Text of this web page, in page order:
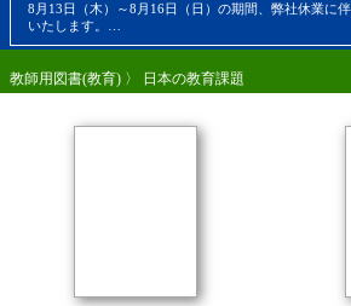
8月13日（木）～8月16日（日）の期間、弊社休業に
いたします。…
教師用図書(教育) 〉 日本の教育課題